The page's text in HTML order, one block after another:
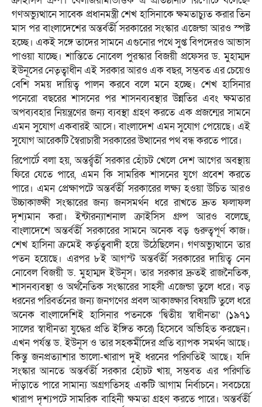
গণঅভ্যুত্থানে সাবেক প্রধানমন্ত্রী শেখ হাসিনাকে ক্ষমতাচ্যুত করার তিন
মাস পর বাংলাদেশের অন্তর্বর্তী সরকারের সংস্কার এজেন্ডা আরও স্পষ্ট
হচ্ছে। একই সঙ্গে তাদের সামনে এগুনোর পথে সুপ্ত বিপদেরও আভাস
পাওয়া যাচ্ছে। শান্তিতে নোবেল পুরস্কার বিজয়ী প্রফেসর ড. মুহাম্মদ
ইউনূসের নেতৃত্বাধীন এই সরকার আরও এক বছর, সম্ভবত এর চেয়েও
বেশি সময় দায়িত্ব পালন করবে বলে মনে হচ্ছে। শেখ হাসিনার
পনেরো বছরের শাসনের পর শাসনব্যবস্থার উন্নতির এবং ক্ষমতার
অপব্যবহার নিয়ন্ত্রণের জন্য ব্যবস্থা গ্রহণ করতে এক প্রজন্মের সামনে
এমন সুযোগ একবারই আসে। বাংলাদেশ এমন সুযোগ পেয়েছে। এই
সুযোগ আরেকটি স্বৈরাচারী সরকারের উত্থানের পথ বন্ধ করতে পারে।
রিপোর্টে বলা হয়, অন্তর্র্বর্তী সরকার হোঁচট খেলে দেশ আগের অবস্থায়
ফিরে যেতে পারে, এমন কি সামরিক শাসনের যুগে প্রবেশ করতে
পারে। এমন প্রেক্ষাপটে অন্তর্বর্তী সরকারের লক্ষ্য হওয়া উচিত আরও
উচ্চাকাঙ্ক্ষী সংস্কারের জন্য জনসমর্থন ধরে রাখতে দ্রুত ফলাফল
দৃশ্যমান করা। ইন্টারন্যাশনাল ক্রাইসিস গ্রুপ আরও বলেছে,
বাংলাদেশে অন্তর্বর্তী সরকারের সামনে অনেক বড় গুরুত্বপূর্ণ কাজ।
শেখ হাসিনা ক্রমেই কর্তৃত্ববাদী হয়ে উঠেছিলেন। গণঅভ্যুত্থানে তার
পতন হয়েছে। এরপর ৮ই আগস্ট অন্তর্বর্তী সরকারের দায়িত্ব নেন
নোবেল বিজয়ী ড. মুহাম্মদ ইউনূস। তার সরকার দ্রুতই রাজনৈতিক,
শাসনব্যবস্থা ও অর্থনৈতিক সংস্কারের সাহসী এজেন্ডা তুলে ধরে। বড়
ধরনের পরিবর্তনের জন্য জনগণের প্রবল আকাঙ্ক্ষার বিষয়টি তুলে ধরে
অনেক বাংলাদেশিই হাসিনার পতনকে ‘দ্বিতীয় স্বাধীনতা’ (১৯৭১
সালের স্বাধীনতা যুদ্ধের প্রতি ইঙ্গিত করে) হিসেবে অভিহিত করছেন।
এখন পর্যন্ত ড. ইউনূস ও তার সহকর্মীদের প্রতি ব্যাপক সমর্থন আছে।
কিন্তু জনপ্রত্যাশার ভালো-খারাপ দুই ধরনের পরিণতিই আছে। যদি
সংস্কার আনতে অন্তর্বর্তী সরকার হোঁচট খায়, সম্ভবত এর পরিণতি
দাঁড়াতে পারে সামান্য অগ্রগতিসহ একটি আগাম নির্বাচনে। সবচেয়ে
খারাপ দৃশ্যপটে সামরিক বাহিনী ক্ষমতা গ্রহণ করতে পারে। অন্তর্বর্তী